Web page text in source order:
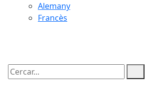
Alemany
Francès
Cercar: